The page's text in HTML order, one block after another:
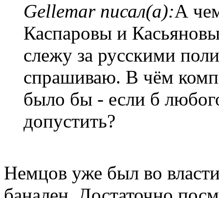
Gellemar писал(а):А
Каспаровы и
слежу за русскими
спрашиваю. В чём
было бы - если б
допустить?
Немцов уже был во